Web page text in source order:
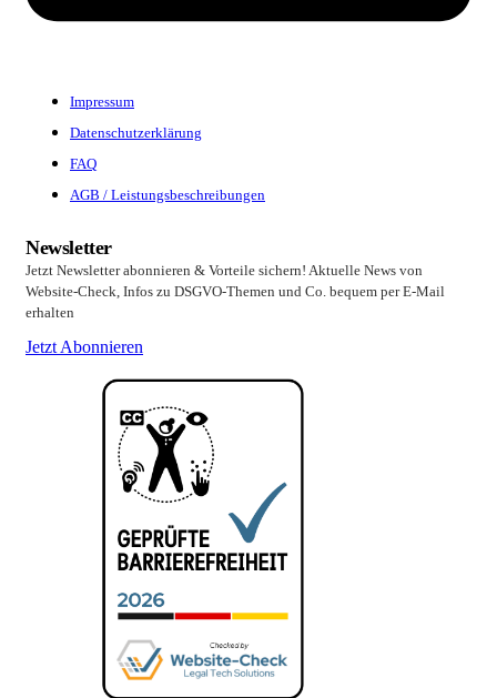
Impressum
Datenschutzerklärung
FAQ
AGB / Leistungsbeschreibungen
Newsletter
Jetzt Newsletter abonnieren & Vorteile sichern! Aktuelle News von
Website-Check, Infos zu DSGVO-Themen und Co. bequem per E-Mail
erhalten
Jetzt Abonnieren